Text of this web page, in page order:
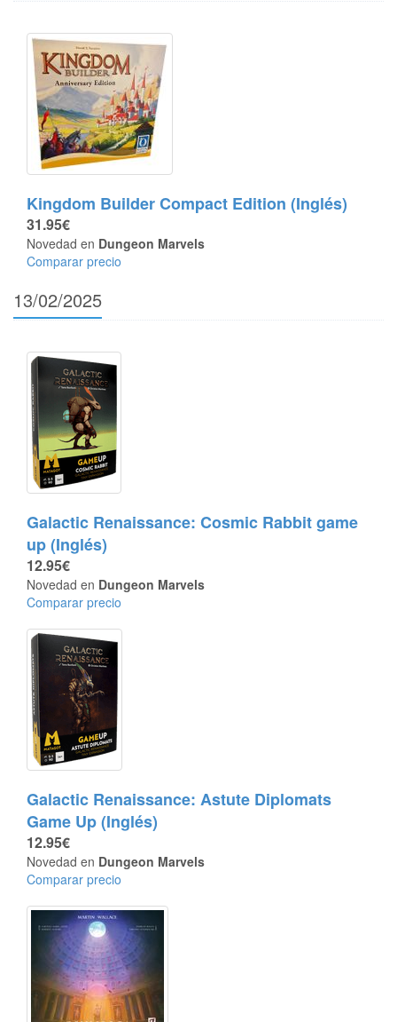
Kingdom Builder Compact Edition (Inglés)
31.95€
Novedad en Dungeon Marvels
Comparar precio
13/02/2025
Galactic Renaissance: Cosmic Rabbit game
up (Inglés)
12.95€
Novedad en Dungeon Marvels
Comparar precio
Galactic Renaissance: Astute Diplomats
Game Up (Inglés)
12.95€
Novedad en Dungeon Marvels
Comparar precio